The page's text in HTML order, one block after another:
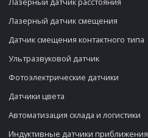
Лазерный датчик смещения
Датчик смещения контактного типа
Ультразвуковой датчик
Фотоэлектрические датчики
Датчики цвета
Автоматизация склада и логистики
Индуктивные датчики приближения